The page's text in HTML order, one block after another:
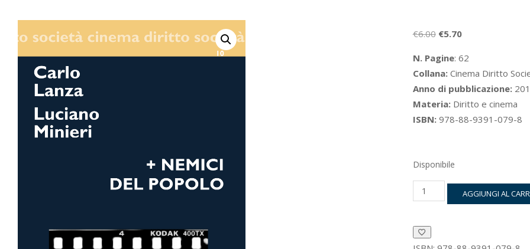
€6.00 Il
originale
era:
€6.00.
€5.70Il
attuale
è:
€5.70.
N. Pagine: 62
Collana:Cinema Diritto
Anno di pubblicazione:
Materia:Diritto e cinema
ISBN:978-88-9391-079-8
Disponibile
nemici
quantità
AGGIUNGI AL